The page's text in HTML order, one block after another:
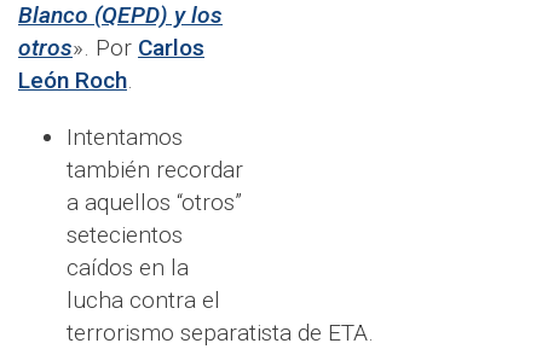
Blanco (QEPD) y los
otros». Por Carlos
León Roch.
Intentamos
también recordar
a aquellos “otros”
setecientos
caídos en la
lucha contra el
terrorismo separatista de ETA.